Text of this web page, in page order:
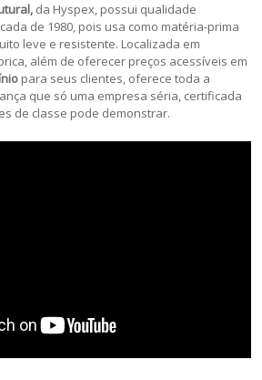
da Hyspex, possui qualidade
de 1980, pois usa como matéria-prima
leve e resistente. Localizada em
além de oferecer preços acessíveis em
para seus clientes, oferece toda a
que só uma empresa séria, certificada
de classe pode demonstrar.